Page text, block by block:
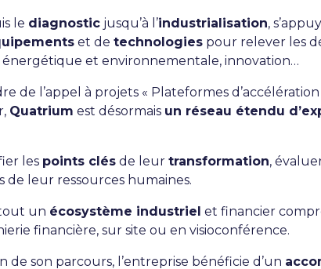
le diagnostic jusqu’à l’industrialisation,
et de technologies pour relever les
énergétique et environnementale, innovation…
de l’appel à projets « Plateformes
Quatrium est désormais un réseau étendu
les points clés de leur transformation,
leur ressources humaines.
un écosystème industriel et financier
financière, sur site ou en visioconférence.
de son parcours, l’entreprise bénéficie d’un